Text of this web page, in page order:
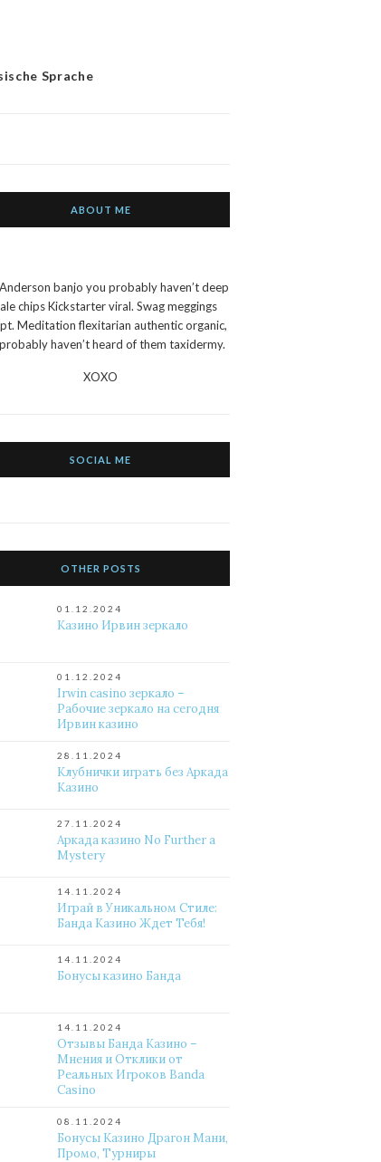
Sprache
ABOUT ME
banjo you probably haven’t deep
chips Kickstarter viral. Swag meggings
Meditation flexitarian authentic organic,
haven’t heard of them taxidermy.
XOXO
SOCIAL ME
OTHER POSTS
01.12.2024
Казино Ирвин зеркало
01.12.2024
Irwin casino зеркало –
Рабочие зеркало на сегодня
Ирвин казино
28.11.2024
Клубнички играть без Аркада
Казино
27.11.2024
Аркада казино No Further a
Mystery
14.11.2024
Играй в Уникальном Стиле:
Банда Казино Ждет Тебя!
14.11.2024
Бонусы казино Банда
14.11.2024
Отзывы Банда Казино –
Мнения и Отклики от
Реальных Игроков Banda
Casino
08.11.2024
Бонусы Казино Драгон Мани,
Промо, Турниры